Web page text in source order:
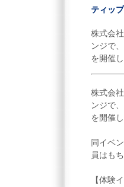
ティッ
株式会
ンジで
を開催
株式会
ンジで
を開催
同イベ
員はも
【体験